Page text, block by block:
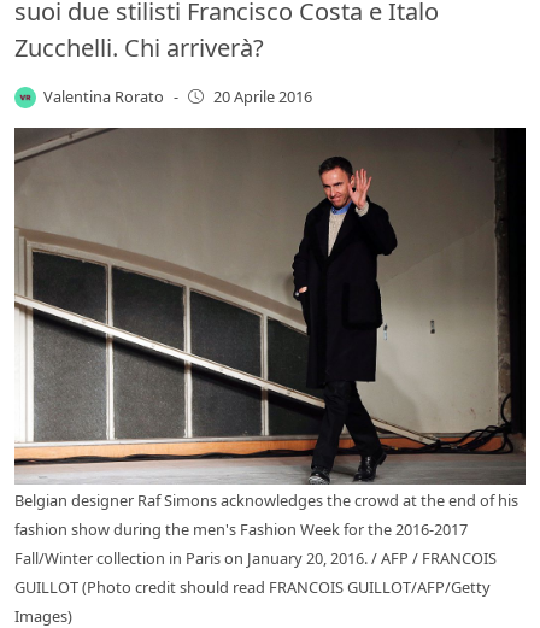
suoi due stilisti Francisco Costa e Italo
Zucchelli. Chi arriverà?
Valentina Rorato - 20 Aprile 2016
Belgian designer Raf Simons acknowledges the crowd at the end of his
fashion show during the men's Fashion Week for the 2016-2017
Fall/Winter collection in Paris on January 20, 2016. / AFP / FRANCOIS
GUILLOT (Photo credit should read FRANCOIS GUILLOT/AFP/Getty
Images)